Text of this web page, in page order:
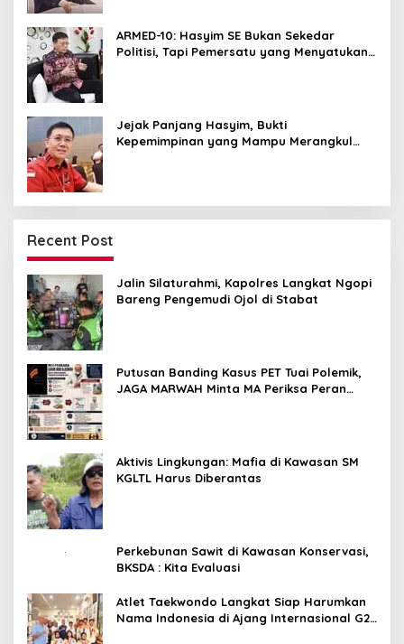
ARMED-10: Hasyim SE Bukan Sekedar
Politisi, Tapi Pemersatu yang Menyatukan
Jejak Panjang Hasyim, Bukti
Kepemimpinan yang Mampu Merangkul
Recent Post
Jalin Silaturahmi, Kapolres Langkat Ngopi
Bareng Pengemudi Ojol di Stabat
Putusan Banding Kasus PET Tuai Polemik,
JAGA MARWAH Minta MA Periksa Peran
Aktivis Lingkungan: Mafia di Kawasan SM
KGLTL Harus Diberantas
Perkebunan Sawit di Kawasan Konservasi,
BKSDA : Kita Evaluasi
Atlet Taekwondo Langkat Siap Harumkan
Nama Indonesia di Ajang Internasional G2